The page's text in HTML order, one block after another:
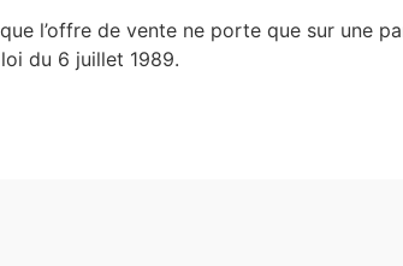
l’offre de vente ne porte que sur une
du 6 juillet 1989.